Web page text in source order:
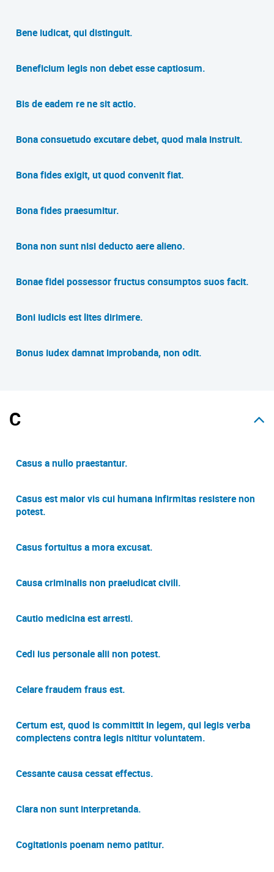
Bene iudicat, qui distinguit.
Beneficium legis non debet esse captiosum.
Bis de eadem re ne sit actio.
Bona consuetudo excutare debet, quod mala instruit.
Bona fides exigit, ut quod convenit fiat.
Bona fides praesumitur.
Bona non sunt nisi deducto aere alieno.
Bonae fidei possessor fructus consumptos suos facit.
Boni iudicis est lites dirimere.
Bonus iudex damnat improbanda, non odit.
C
Casus a nullo praestantur.
Casus est maior vis cui humana infirmitas resistere non
potest.
Casus fortuitus a mora excusat.
Causa criminalis non praeiudicat civili.
Cautio medicina est arresti.
Cedi ius personale alii non potest.
Celare fraudem fraus est.
Certum est, quod is committit in legem, qui legis verba
complectens contra legis nititur voluntatem.
Cessante causa cessat effectus.
Clara non sunt interpretanda.
Cogitationis poenam nemo patitur.